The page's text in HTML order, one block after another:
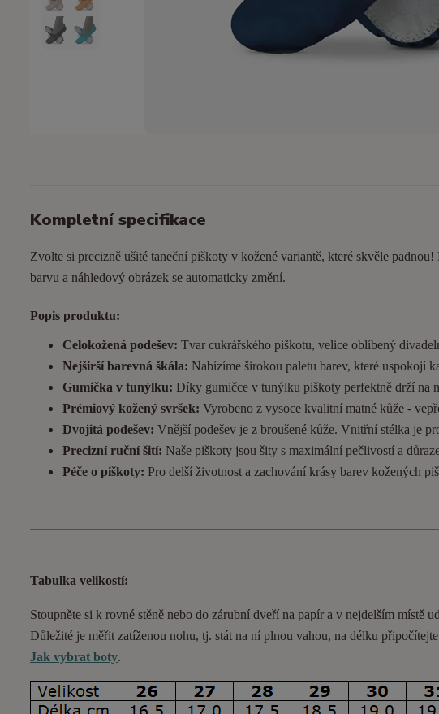
Kompletní specifikace
Zvolte si precizně ušité taneční piškoty v kožené variantě, které skvěle
barvu a náhledový obrázek se automaticky změní.
Popis produktu:
Celokožená podešev: Tvar cukrářského piškotu, velice oblíbený
Nejširší barevná škála: Nabízíme širokou paletu barev, které uspokojí
Gumička v tunýlku: Díky gumičce v tunýlku piškoty perfektně drží na
Prémiový kožený svršek: Vyrobeno z vysoce kvalitní matné kůže -
Dvojitá podešev: Vnější podešev je z broušené kůže. Vnitřní stélka je
Precizní ruční šití: Naše piškoty jsou šity s maximální pečlivostí a
Péče o piškoty: Pro delší životnost a zachování krásy barev kožených
Tabulka velikostí:
Stoupněte si k rovné stěně nebo do zárubní dveří na papír a v nejdelším místě
Důležité je měřit zatíženou nohu, tj. stát na ní plnou vahou, na délku
Jak vybrat boty.